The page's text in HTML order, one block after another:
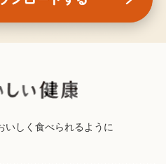
いしく食べられるように